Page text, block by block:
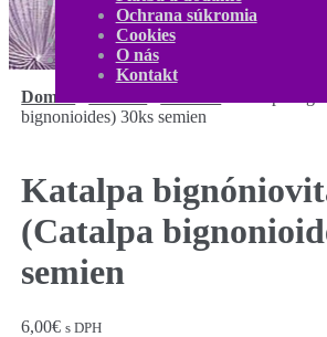
Ochrana súkromia
Cookies
O nás
Kontakt
€ 0 produktov
Domov
bignonioides) 30ks semien
Katalpa
(Catalpa
semien
6,00€ s DPH